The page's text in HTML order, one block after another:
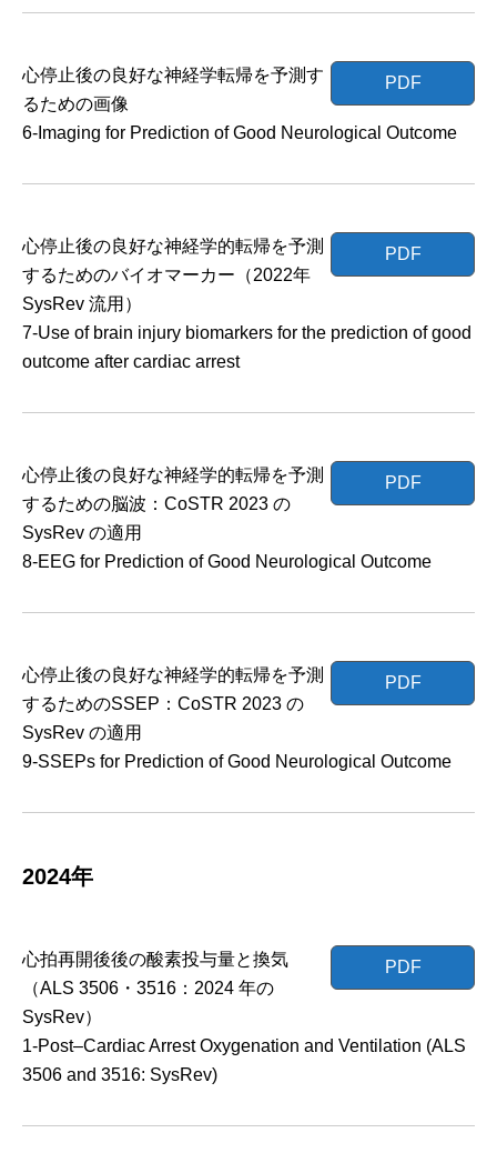
PDF
心停止後の良好な神経学転帰を予測す
るための画像
6-Imaging for Prediction of Good Neurological Outcome
PDF
心停止後の良好な神経学的転帰を予測
するためのバイオマーカー（2022年
SysRev 流用）
7-Use of brain injury biomarkers for the prediction of good
outcome after cardiac arrest
PDF
心停止後の良好な神経学的転帰を予測
するための脳波：CoSTR 2023 の
SysRev の適用
8-EEG for Prediction of Good Neurological Outcome
PDF
心停止後の良好な神経学的転帰を予測
するためのSSEP：CoSTR 2023 の
SysRev の適用
9-SSEPs for Prediction of Good Neurological Outcome
2024年
PDF
心拍再開後後の酸素投与量と換気
（ALS 3506・3516：2024 年の
SysRev）
1-Post–Cardiac Arrest Oxygenation and Ventilation (ALS
3506 and 3516: SysRev)